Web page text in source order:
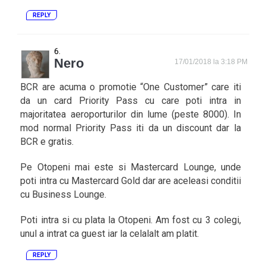
REPLY
Nero 17/01/2018 la 3:18 PM
BCR are acuma o promotie “One Customer” care iti
da un card Priority Pass cu care poti intra in
majoritatea aeroporturilor din lume (peste 8000). In
mod normal Priority Pass iti da un discount dar la
BCR e gratis.
Pe Otopeni mai este si Mastercard Lounge, unde
poti intra cu Mastercard Gold dar are aceleasi conditii
cu Business Lounge.
Poti intra si cu plata la Otopeni. Am fost cu 3 colegi,
unul a intrat ca guest iar la celalalt am platit.
REPLY